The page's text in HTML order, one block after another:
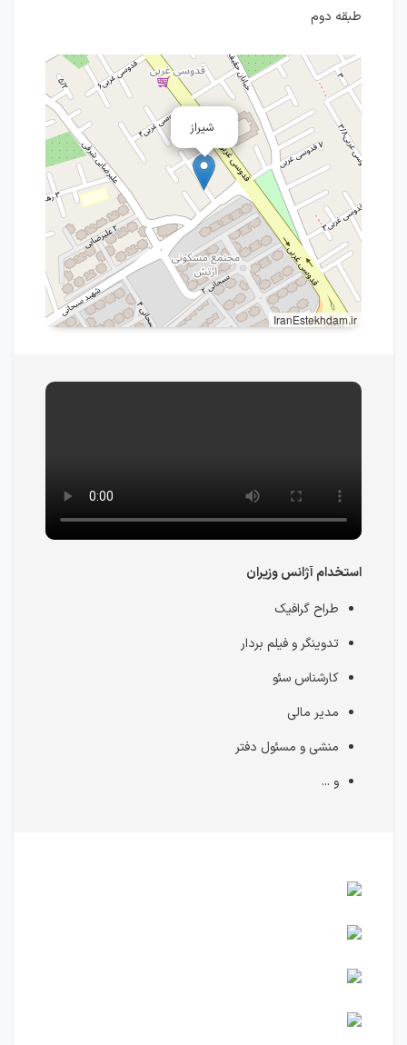
طبقه دوم
شیراز
IranEstekhdam.ir
استخدام آژانس وزیران
طراح گرافیک
تدوینگر و فیلم بردار
کارشناس سئو
مدیر مالی
منشی و مسئول دفتر
و ...